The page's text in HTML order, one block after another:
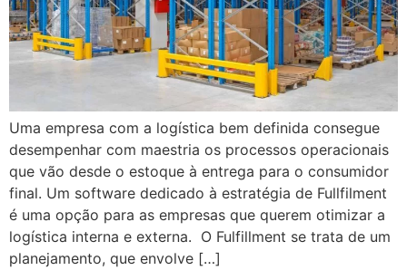
Uma empresa com a logística bem definida consegue
desempenhar com maestria os processos operacionais
que vão desde o estoque à entrega para o consumidor
final. Um software dedicado à estratégia de Fullfilment
é uma opção para as empresas que querem otimizar a
logística interna e externa. O Fulfillment se trata de um
planejamento, que envolve […]